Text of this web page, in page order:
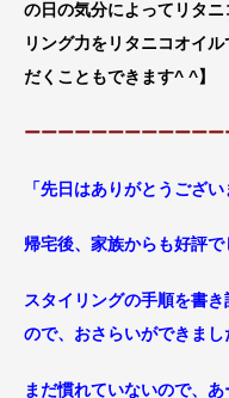
の日の気分によってリタ
リング力をリタニコオイ
だくこともできます^ ^】
ーーーーーーーーーーー
「先日はありがとうござい
帰宅後、家族からも好評
スタイリングの手順を書
ので、おさらいができま
まだ慣れていないので、